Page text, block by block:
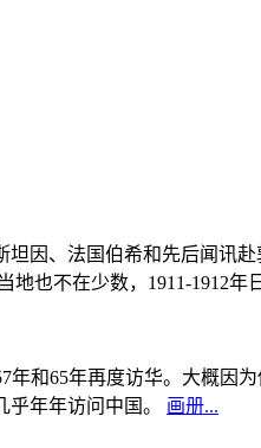
坦因、法国伯希和先后闻讯
也不在少数，1911-1912年
年和65年再度访华。大概
乎年年访问中国。 画册...